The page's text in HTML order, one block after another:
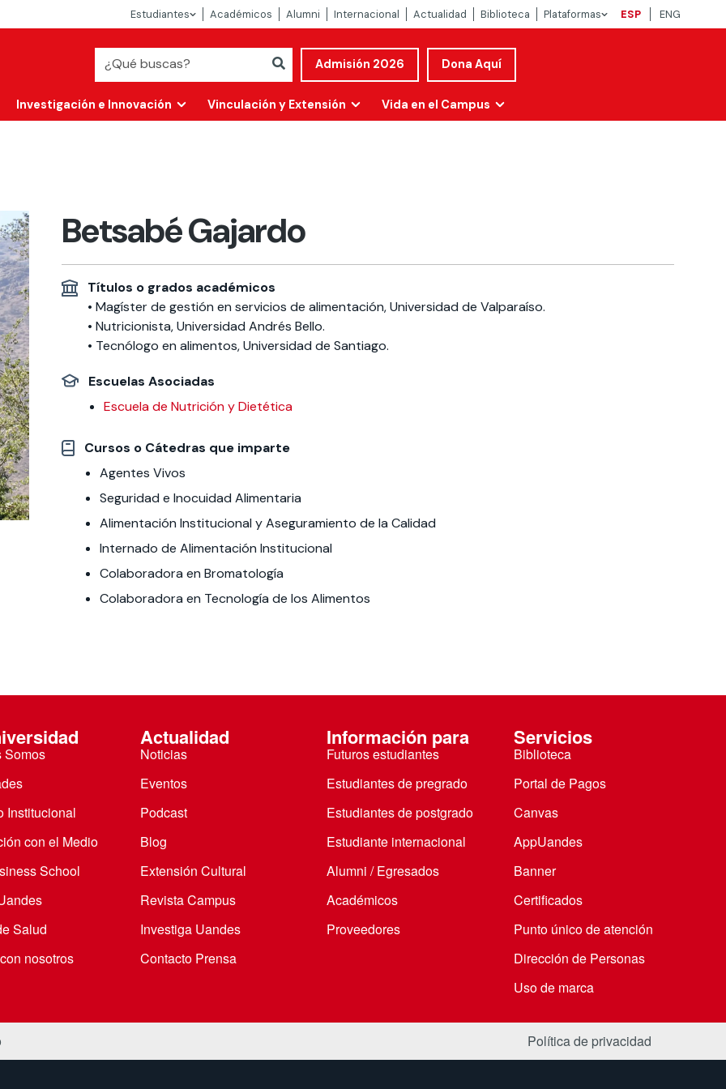
Estudiantes Académicos Alumni Internacional Actualidad Biblioteca Plataformas ESP ENG
Admisión 2026 Dona Aquí
Investigación e Innovación Vinculación y Extensión Vida en el Campus
Betsabé Gajardo
Títulos o grados académicos
• Magíster de gestión en servicios de alimentación, Universidad de Valparaíso.
• Nutricionista, Universidad Andrés Bello.
• Tecnólogo en alimentos, Universidad de Santiago.
Escuelas Asociadas
Escuela de Nutrición y Dietética
Cursos o Cátedras que imparte
Agentes Vivos
Seguridad e Inocuidad Alimentaria
Alimentación Institucional y Aseguramiento de la Calidad
Internado de Alimentación Institucional
Colaboradora en Bromatología
Colaboradora en Tecnología de los Alimentos
Somos
Institucional
con el Medio
School
Salud
nosotros
Actualidad
Noticias
Eventos
Podcast
Blog
Extensión Cultural
Revista Campus
Investiga Uandes
Contacto Prensa
Información para
Futuros estudiantes
Estudiantes de pregrado
Estudiantes de postgrado
Estudiante internacional
Alumni / Egresados
Académicos
Proveedores
Servicios
Biblioteca
Portal de Pagos
Canvas
AppUandes
Banner
Certificados
Punto único de atención
Dirección de Personas
Uso de marca
Política de privacidad